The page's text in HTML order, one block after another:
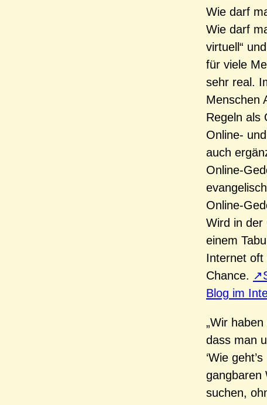
Wie darf
Wie darf
virtuell“
für viele
sehr real.
Menschen
Regeln als
Online-
auch
Online-
Online-
Wird in der
einem
Internet oft
Chance.
Blog im
„Wir
dass man
‘Wie
gangbaren
suchen,